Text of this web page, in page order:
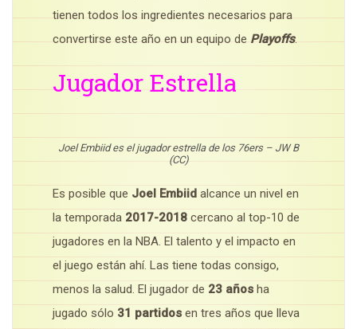
tienen todos los ingredientes necesarios para
convertirse este año en un equipo de Playoffs.
Jugador Estrella
Joel Embiid es el jugador estrella de los 76ers – JW B
(CC)
Es posible que Joel Embiid alcance un nivel en
la temporada 2017-2018 cercano al top-10 de
jugadores en la NBA. El talento y el impacto en
el juego están ahí. Las tiene todas consigo,
menos la salud. El jugador de 23 años ha
jugado sólo 31 partidos en tres años que lleva